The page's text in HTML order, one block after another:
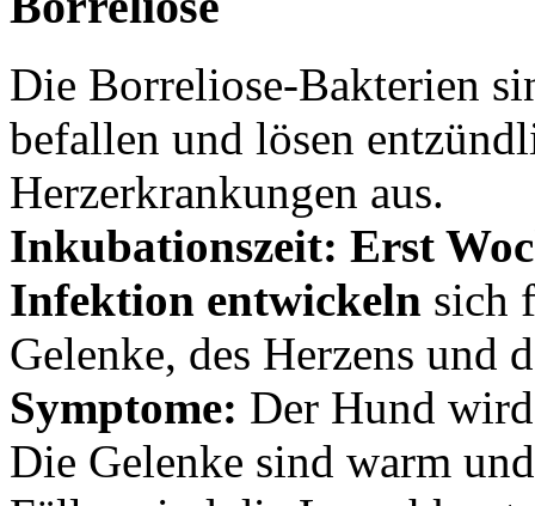
Die Borreliose-Bakterien
befallen und lösen
Herzerkrankungen aus.
Inkubationszeit: Erst
Infektion entwickeln sich
Gelenke, des Herzens und
Symptome: Der Hund
Die Gelenke sind warm